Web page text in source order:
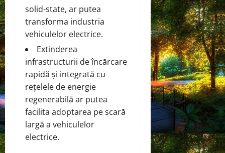
solid-state, ar putea
transforma industria
vehiculelor electrice.
Extinderea
infrastructurii de încărcare
rapidă și integrată cu
rețelele de energie
regenerabilă ar putea
facilita adoptarea pe scară
largă a vehiculelor
electrice.